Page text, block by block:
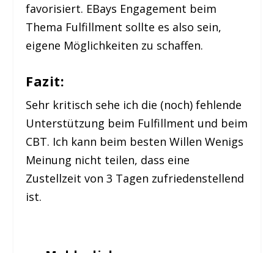
favorisiert. EBays Engagement beim
Thema Fulfillment sollte es also sein,
eigene Möglichkeiten zu schaffen.
Fazit:
Sehr kritisch sehe ich die (noch) fehlende
Unterstützung beim Fulfillment und beim
CBT. Ich kann beim besten Willen Wenigs
Meinung nicht teilen, dass eine
Zustellzeit von 3 Tagen zufriedenstellend
ist.